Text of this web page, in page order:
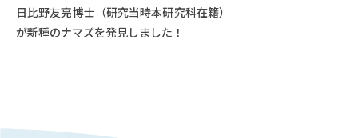
日比野友亮博士（研究当時本研究科在籍）
が新種のナマズを発見しました！